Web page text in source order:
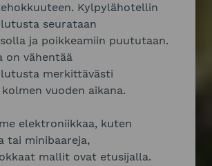
Kylpylähotellin
seurataan
ja poikkeamiin puututaan.
on vähentää
merkittävästi
vuoden aikana.
elektroniikkaa, kuten
tai minibaareja,
mallit ovat etusijalla.